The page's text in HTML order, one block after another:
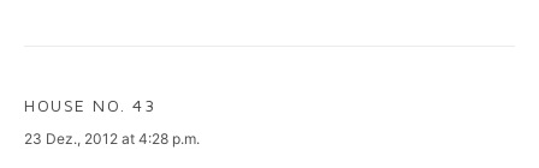
HOUSE NO. 43
says:
23 Dez., 2012 at 4:28 p.m.